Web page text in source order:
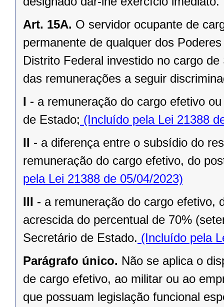
Art. 15A. O servidor ocupante de
permanente de qualquer dos
Distrito Federal investido no cargo
das remunerações a seguir
I - a remuneração do cargo efetivo
de Estado; (Incluído pela Lei 21388
II - a diferença entre o subsídio do
remuneração do cargo efetivo, do
pela Lei 21388 de 05/04/2023)
III - a remuneração do cargo efetivo,
acrescida do percentual de 70%
Secretário de Estado. (Incluído pela
Parágrafo único. Não se aplica o
de cargo efetivo, ao militar ou ao
que possuam legislação funcional